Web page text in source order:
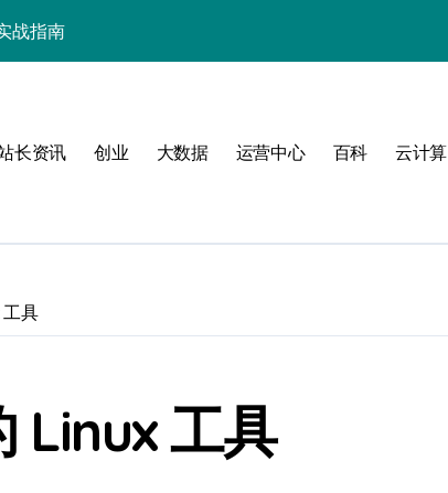
战指南
能优化新体验
优化秘籍
绝技！
度剖析
科技高效能
长学院高阶技能
长资讯 创业 大数据 运营中心 百科 云计算
具
Linux 工具